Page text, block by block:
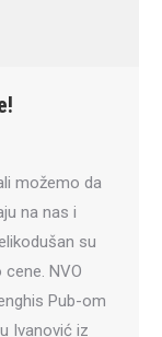
možemo da
na nas i
su
NVO
Pub-om
Ivanović iz